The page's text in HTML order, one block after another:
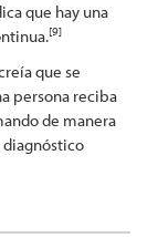
que hay una
[9]
que se
persona reciba
de manera